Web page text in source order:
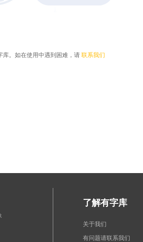
库。如在使用中遇到困难，请联系我们
了解有字库
关于我们
有问题请联系我们